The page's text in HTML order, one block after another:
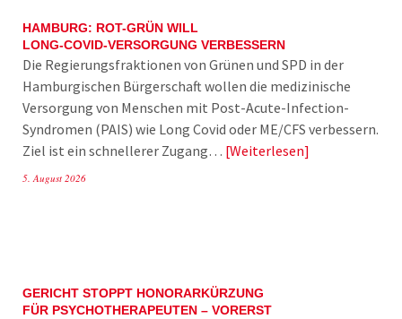
HAMBURG: ROT-GRÜN WILL
LONG-COVID-VERSORGUNG VERBESSERN
Die Regierungsfraktionen von Grünen und SPD in der
Hamburgischen Bürgerschaft wollen die medizinische
Versorgung von Menschen mit Post-Acute-Infection-
Syndromen (PAIS) wie Long Covid oder ME/CFS verbessern.
Ziel ist ein schnellerer Zugang… Weiterlesen
5. August 2026
GERICHT STOPPT HONORARKÜRZUNG
FÜR PSYCHOTHERAPEUTEN – VORERST